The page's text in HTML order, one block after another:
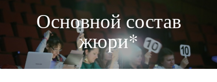
Основной состав
жюри*